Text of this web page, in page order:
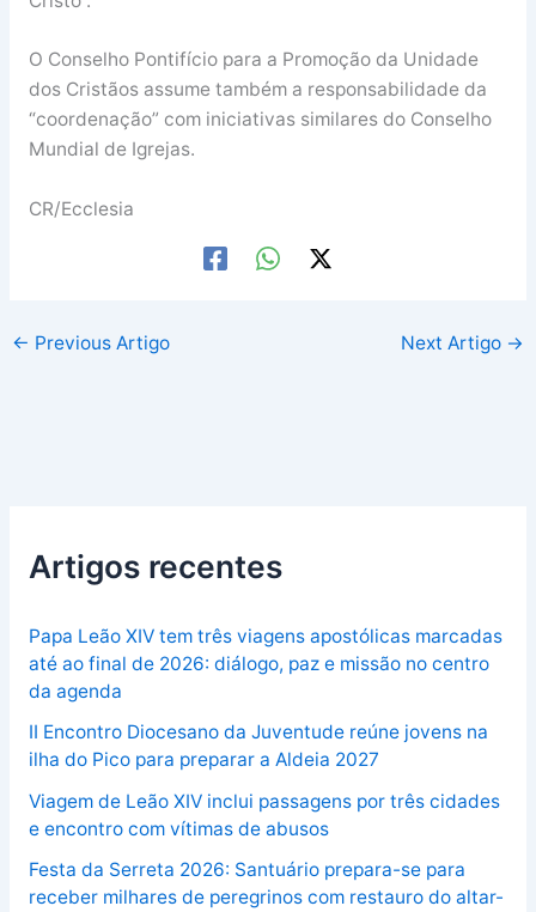
O Conselho Pontifício para a Promoção da Unidade
dos Cristãos assume também a responsabilidade da
“coordenação” com iniciativas similares do Conselho
Mundial de Igrejas.
CR/Ecclesia
← Previous Artigo Next Artigo →
Artigos recentes
Papa Leão XIV tem três viagens apostólicas marcadas
até ao final de 2026: diálogo, paz e missão no centro
da agenda
II Encontro Diocesano da Juventude reúne jovens na
ilha do Pico para preparar a Aldeia 2027
Viagem de Leão XIV inclui passagens por três cidades
e encontro com vítimas de abusos
Festa da Serreta 2026: Santuário prepara-se para
receber milhares de peregrinos com restauro do altar-